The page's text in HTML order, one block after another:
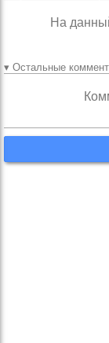
На
▾ Остальные